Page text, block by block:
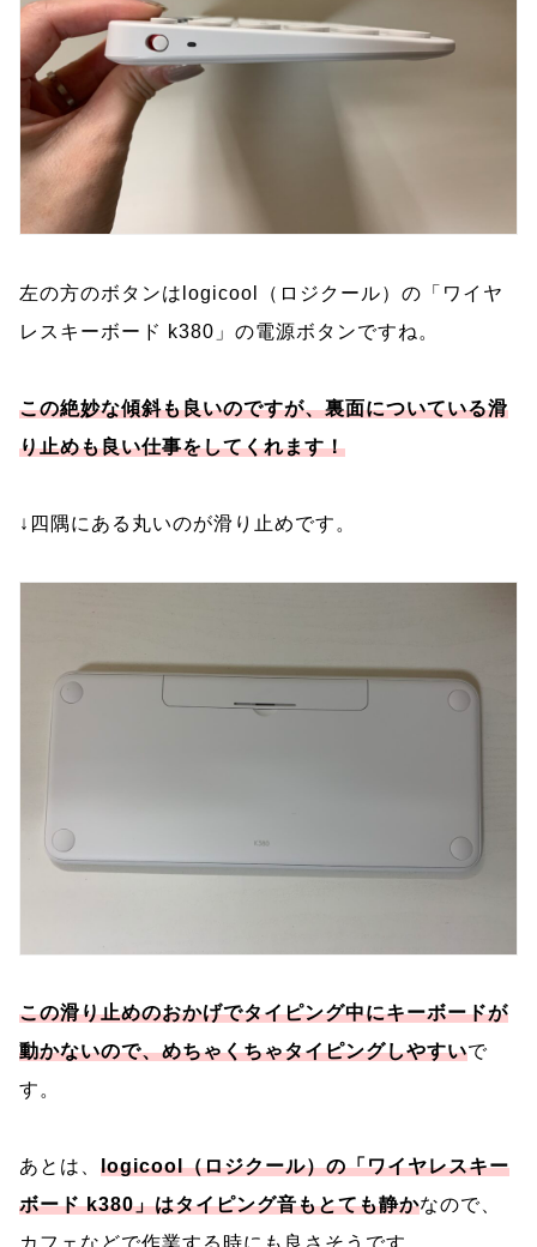
左の方のボタンはlogicool（ロジクール）の「ワイヤ
レスキーボード k380」の電源ボタンですね。
この絶妙な傾斜も良いのですが、裏面についている滑
り止めも良い仕事をしてくれます！
↓四隅にある丸いのが滑り止めです。
この滑り止めのおかげでタイピング中にキーボードが
動かないので、めちゃくちゃタイピングしやすいで
す。
あとは、 logicool（ロジクール）の「ワイヤレスキー
ボード k380」はタイピング音もとても静かなので、